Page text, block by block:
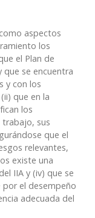
aspectos
los
el Plan de
se encuentra
y con los
que en la
los
trabajo, sus
que el
relevantes,
existe una
IIA y (iv) que se
el desempeño
adecuada del